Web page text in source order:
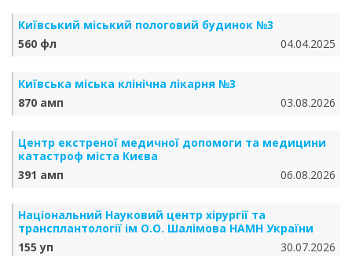
Київський міський пологовий будинок №3
560 фл
04.04.2025
Київська міська клінічна лікарня №3
870 амп
03.08.2026
Центр екстреної медичної допомоги та медицини
катастроф міста Києва
391 амп
06.08.2026
Національний Науковий центр хірургії та
трансплантології ім О.О. Шалімова НАМН України
155 уп
30.07.2026